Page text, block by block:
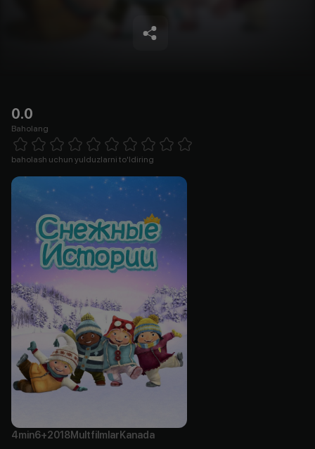
0.0
Baholang
1 Star 2 Stars 3 Stars 4 Stars5 Stars 6 Stars7 Stars8 Stars
baholash uchun yulduzlarni to'ldiring
4min6+2018Multfilmlar Kanada